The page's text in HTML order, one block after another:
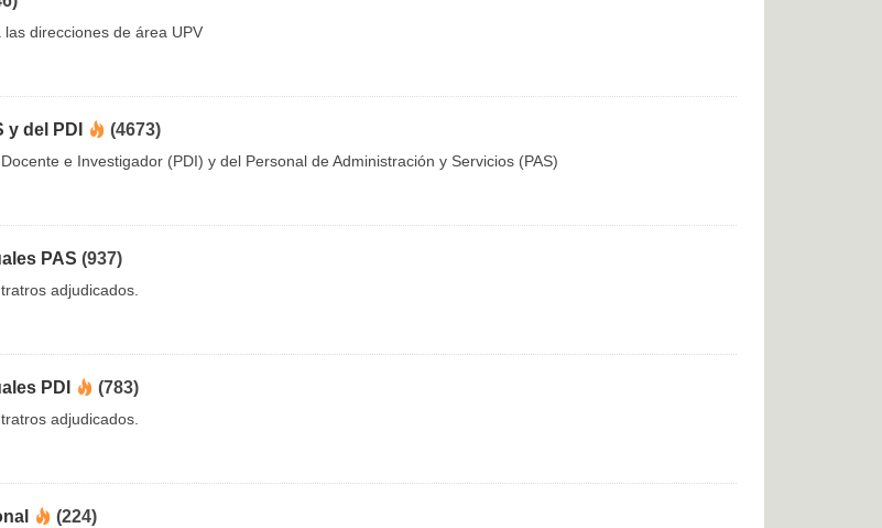
direcciones de área UPV
del PDI (4673)
e Investigador (PDI) y del Personal de Administración y Servicios (PAS)
PAS (937)
adjudicados.
PDI (783)
adjudicados.
(224)